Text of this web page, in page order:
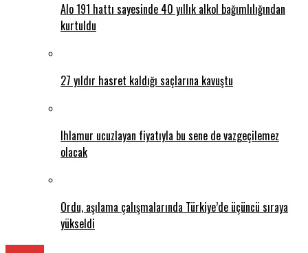
Alo 191 hattı sayesinde 40 yıllık alkol bağımlılığından
kurtuldu
27 yıldır hasret kaldığı saçlarına kavuştu
Ihlamur ucuzlayan fiyatıyla bu sene de vazgeçilemez
olacak
Ordu, aşılama çalışmalarında Türkiye’de üçüncü sıraya
yükseldi